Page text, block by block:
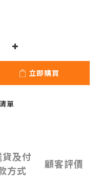
立即購買
單
貨及付
方式
顧客評價